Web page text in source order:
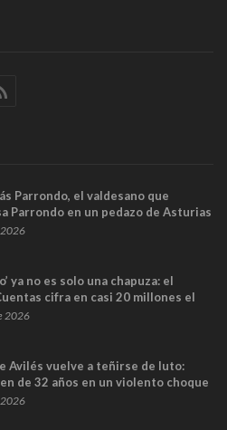
Parrondo, el valdesano que
Parrondo en un pedazo de Asturias
2026
ya no es solo una chapuza: el
cifra en casi 20 millones el
los trenes que no cabían por los
2026
Avilés vuelve a teñirse de luto:
de 32 años en un violento choque
2026